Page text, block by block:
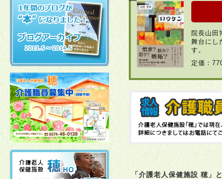
2026年04月22日
2026年03月30日
2026年03月23日
2026年02月10日
2026年01月06日
院長山田
舞台にし
す。
定価：
「介護老人保健施設 穂」